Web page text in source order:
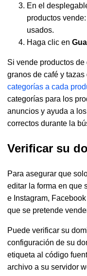
En el
productos
usados.
Haga clic en
Si vende productos
granos de café y
categorías a cada
categorías para los
anuncios y ayuda a
correctos durante la
Verificar su
Para asegurar que
editar la forma en que
e Instagram,
que se pretende
Puede verificar su
configuración de su
etiqueta al código
archivo a su servidor